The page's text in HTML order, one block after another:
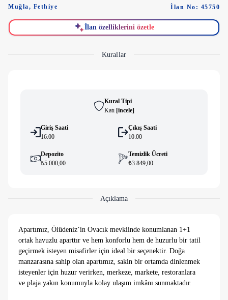
Muğla, Fethiye İlan No: 45750
İlan özelliklerini özetle
Kurallar
Kural Tipi
Katı [i̇ncele]
Giriş Saati
16:00
Çıkış Saati
10:00
Depozito
₺5.000,00
Temizlik Ücreti
₺3.849,00
Açıklama
Apartımız, Ölüdeniz’in Ovacık mevkiinde konumlanan 1+1
ortak havuzlu aparttır ve hem konforlu hem de huzurlu bir tatil
geçirmek isteyen misafirler için ideal bir seçenektir. Doğa
manzarasına sahip olan apartımız, sakin bir ortamda dinlenmek
isteyenler için huzur verirken, merkeze, markete, restoranlara
ve plaja yakın konumuyla kolay ulaşım imkânı sunmaktadır.